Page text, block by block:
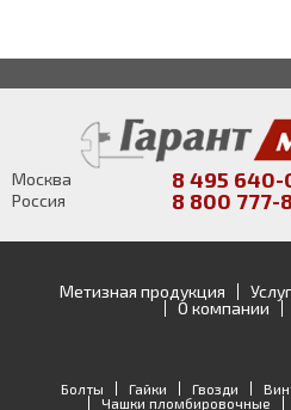
Москва 8 495
Россия 8 800 777-
Метизная продукция
О компании
Болты Гайки Гвозди
Чашки пломбировочные